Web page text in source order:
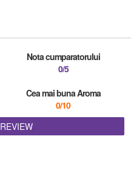
Nota cumparatorului
0/5
Cea mai buna Aroma
0/10